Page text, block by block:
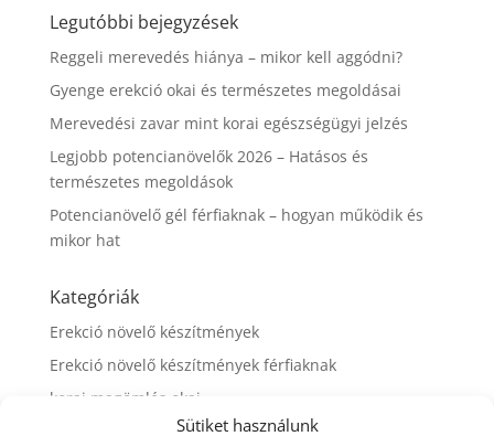
Sütiket használunk
Legutóbbi bejegyzések
Reggeli merevedés hiánya – mikor kell aggódni?
Gyenge erekció okai és természetes megoldásai
Merevedési zavar mint korai egészségügyi jelzés
Legjobb potencianövelők 2026 – Hatásos és
természetes megoldások
Potencianövelő gél férfiaknak – hogyan működik és
mikor hat
Kategóriák
Erekció növelő készítmények
Erekció növelő készítmények férfiaknak
korai magömlés okai